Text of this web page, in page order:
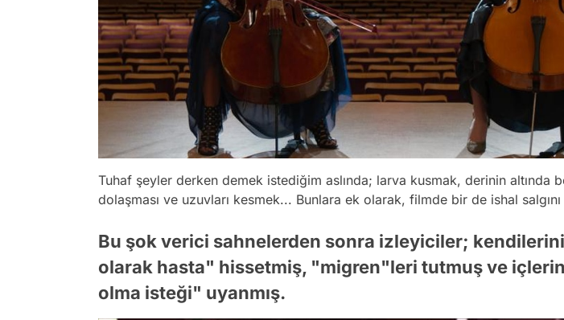
Tuhaf şeyler derken demek istediğim aslında; larva kusmak, derinin altında
dolaşması ve uzuvları kesmek... Bunlara ek olarak, filmde bir de ishal salgını
Bu şok verici sahnelerden sonra izleyiciler;
olarak hasta" hissetmiş, "migren"leri tutmuş ve
olma isteği" uyanmış.